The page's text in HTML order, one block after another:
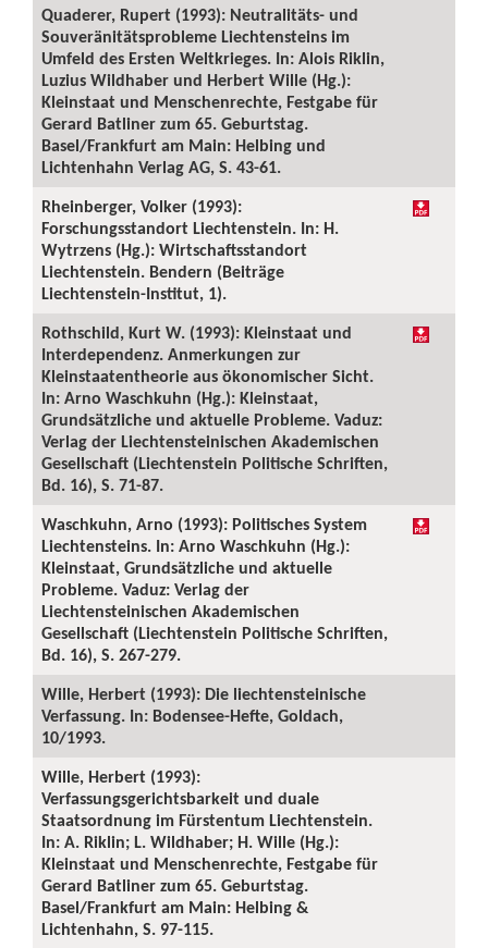
Quaderer, Rupert (1993): Neutralitäts- und
Souveränitätsprobleme Liechtensteins im
Umfeld des Ersten Weltkrieges. In: Alois Riklin,
Luzius Wildhaber und Herbert Wille (Hg.):
Kleinstaat und Menschenrechte, Festgabe für
Gerard Batliner zum 65. Geburtstag.
Basel/Frankfurt am Main: Helbing und
Lichtenhahn Verlag AG, S. 43-61.
Rheinberger, Volker (1993):
Forschungsstandort Liechtenstein. In: H.
Wytrzens (Hg.): Wirtschaftsstandort
Liechtenstein. Bendern (Beiträge
Liechtenstein-Institut, 1).
Rothschild, Kurt W. (1993): Kleinstaat und
Interdependenz. Anmerkungen zur
Kleinstaatentheorie aus ökonomischer Sicht.
In: Arno Waschkuhn (Hg.): Kleinstaat,
Grundsätzliche und aktuelle Probleme. Vaduz:
Verlag der Liechtensteinischen Akademischen
Gesellschaft (Liechtenstein Politische Schriften,
Bd. 16), S. 71-87.
Waschkuhn, Arno (1993): Politisches System
Liechtensteins. In: Arno Waschkuhn (Hg.):
Kleinstaat, Grundsätzliche und aktuelle
Probleme. Vaduz: Verlag der
Liechtensteinischen Akademischen
Gesellschaft (Liechtenstein Politische Schriften,
Bd. 16), S. 267-279.
Wille, Herbert (1993): Die liechtensteinische
Verfassung. In: Bodensee-Hefte, Goldach,
10/1993.
Wille, Herbert (1993):
Verfassungsgerichtsbarkeit und duale
Staatsordnung im Fürstentum Liechtenstein.
In: A. Riklin; L. Wildhaber; H. Wille (Hg.):
Kleinstaat und Menschenrechte, Festgabe für
Gerard Batliner zum 65. Geburtstag.
Basel/Frankfurt am Main: Helbing &
Lichtenhahn, S. 97-115.